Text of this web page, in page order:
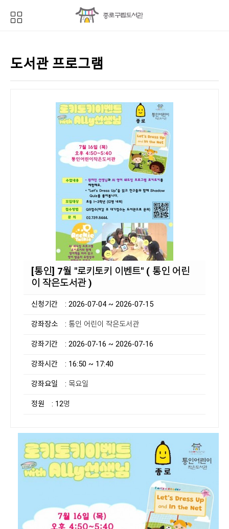
도서관 프로그램
[통인] 7월 "로키토키 이벤트" ( 통인 어린
이 작은도서관 )
신청기간 : 2026-07-04 ~ 2026-07-15
강좌장소 : 통인 어린이 작은도서관
강좌기간 : 2026-07-16 ~ 2026-07-16
강좌시간 : 16:50 ~ 17:40
강좌요일 : 목요일
정원 : 12명